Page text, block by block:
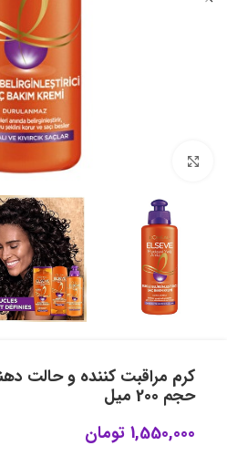
برای بزرگنمایی کلیک کنید
کرم مراقبت کننده و حالت
حجم 200 میل
1,550,000 تومان